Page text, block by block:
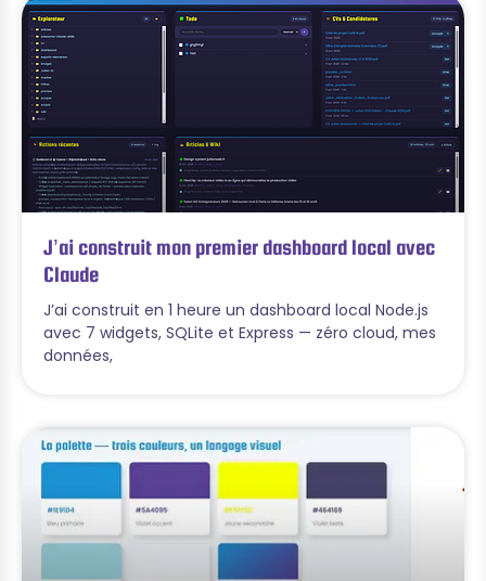
J’ai construit mon premier dashboard local avec
Claude
J’ai construit en 1 heure un dashboard local Node.js
avec 7 widgets, SQLite et Express — zéro cloud, mes
données,